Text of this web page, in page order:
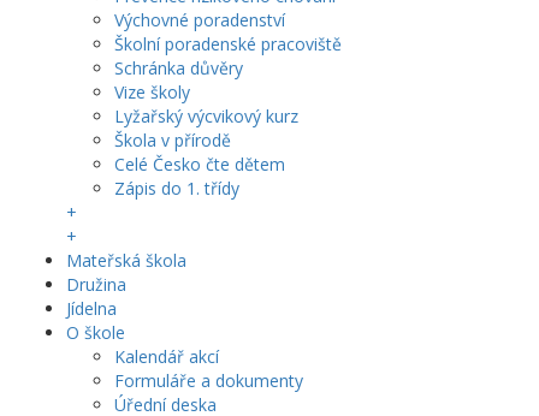
Výchovné poradenství
Školní poradenské pracoviště
Schránka důvěry
Vize školy
Lyžařský výcvikový kurz
Škola v přírodě
Celé Česko čte dětem
Zápis do 1. třídy
+
+
Mateřská škola
Družina
Jídelna
O škole
Kalendář akcí
Formuláře a dokumenty
Úřední deska